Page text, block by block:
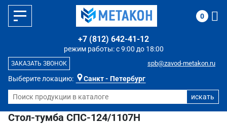
Выберите локацию: Санкт - Петербург
режим работы: с 9:00 до 18:00
+7 (812) 642-41-12
spb@zavod-metakon.ru
ЗАКАЗАТЬ ЗВОНОК
0
Стол-тумба СПС-124/1107Н